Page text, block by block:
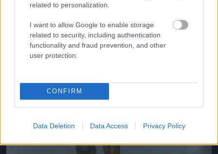
related to personalization.
I want to allow Google to enable storage
related to security, including authentication
functionality and fraud prevention, and other
user protection.
CONFIRM
Data Deletion Data Access Privacy Policy